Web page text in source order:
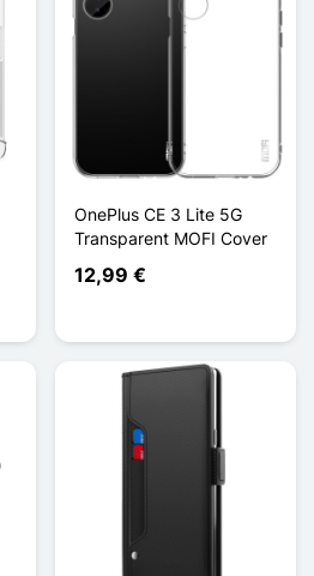
OnePlus CE 3 Lite 5G
Transparent MOFI Cover
12,99 €